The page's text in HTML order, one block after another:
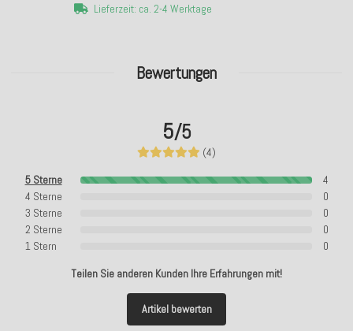
Bewertungen
5/5
(4)
5 Sterne
4
4 Sterne
0
3 Sterne
0
2 Sterne
0
1 Stern
0
Teilen Sie anderen Kunden Ihre Erfahrungen mit!
Artikel bewerten
Lieferzeit: ca. 2-4 Werktage